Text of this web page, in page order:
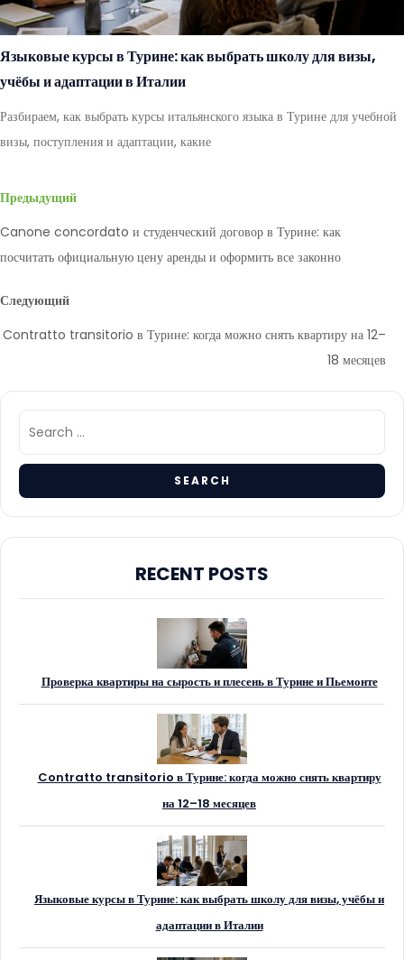
Языковые курсы в Турине: как выбрать школу для визы,
учёбы и адаптации в Италии
Разбираем, как выбрать курсы итальянского языка в Турине для учебной
визы, поступления и адаптации, какие
Предыдущий
Canone concordato и студенческий договор в Турине: как
посчитать официальную цену аренды и оформить все законно
Следующий
Contratto transitorio в Турине: когда можно снять квартиру на 12–
18 месяцев
RECENT POSTS
Проверка квартиры на сырость и плесень в Турине и Пьемонте
Contratto transitorio в Турине: когда можно снять квартиру
на 12–18 месяцев
Языковые курсы в Турине: как выбрать школу для визы, учёбы и
адаптации в Италии